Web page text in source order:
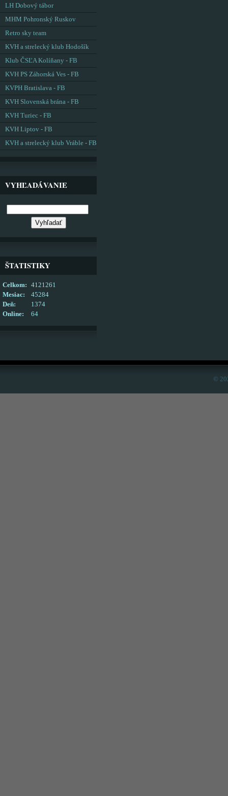
LH Dobový tábor
MHM Pohronský Ruskov
Retro sky team
KVH a strelecký klub Hodošík
Klub ČSĽA Kolíňany - FB
KVH PS Záhorská Ves - FB
KVPH Bratislava - FB
KVH Slovenská brána - FB
KVH Turiec - FB
KVH Liptov - FB
KVH a strelecký klub Vráble - FB
VYHĽADÁVANIE
ŠTATISTIKY
Online: 64
Celkom:
4121261
Mesiac:
45284
Deň:
1374
©